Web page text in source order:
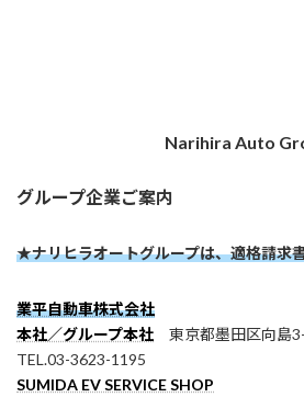
Narihira Auto
グループ企業ご案内
★ナリヒラオートグループは、適格請求
業平自動車株式会社
本社／グループ本社 東京都墨田区向島
TEL.03-3623-1195
SUMIDA EV SERVICE SHOP